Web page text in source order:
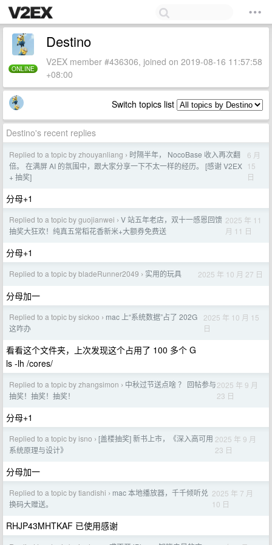
ONLINE
Destino
V2EX member #436306, joined on 2019-08-16 11:57:58
+08:00
Switch topics list
Destino's recent replies
Replied to a topic by zhouyanliang › 时隔半年， NocoBase 收入再次翻
倍。 在满屏 AI 的氛围中，跟大家分享一下不太一样的经历。 [感谢 V2EX
+ 抽奖]
6 月
15
日
分母+1
Replied to a topic by guojianwei › V 站五年老店，双十一感恩回馈
抽奖大狂欢！纯真五常稻花香新米+大额券免费送
2025 年 11
月 11 日
分母+1
Replied to a topic by bladeRunner2049 › 实用的玩具 2025 年 10 月 27 日
分母加一
Replied to a topic by sickoo › mac 上“系统数据”占了 202G
这咋办
2025 年 10 月 15
日
看看这个文件夹，上次发现这个占用了 100 多个 G
ls -lh /cores/
Replied to a topic by zhangsimon › 中秋过节送点啥 ？ 回帖参与
抽奖！抽奖！抽奖！
2025 年 9 月
23 日
分母+1
Replied to a topic by isno › [盖楼抽奖] 新书上市，《深入高可用
系统原理与设计》
2025 年 9 月
23 日
分母加一
Replied to a topic by tiandishi › mac 本地播放器，千千倾听兑
换码大赠送。
2025 年 7 月
10 日
RHJP43MHTKAF 已使用感谢